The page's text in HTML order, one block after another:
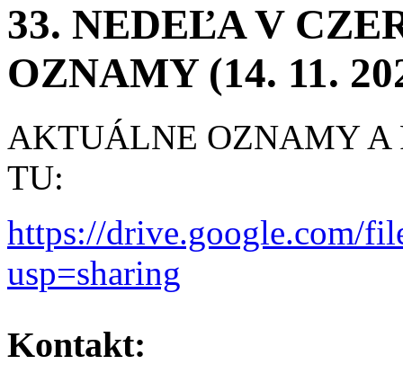
33. NEDEĽA V
OZNAMY (14. 11.
AKTUÁLNE OZNAMY A
TU:
https://drive.google.com/
usp=sharing
Kontakt: